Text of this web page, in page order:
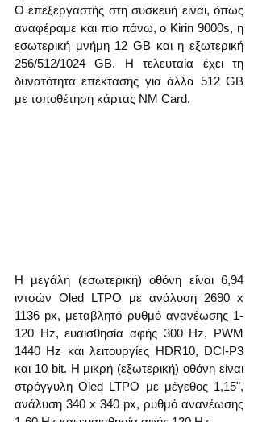
Ο επεξεργαστής στη συσκευή είναι, όπως
αναφέραμε και πιο πάνω, ο Kirin 9000s, η
εσωτερική μνήμη 12 GB και η εξωτερική
256/512/1024 GB. Η τελευταία έχει τη
δυνατότητα επέκτασης για άλλα 512 GB
με τοποθέτηση κάρτας NM Card.
Η μεγάλη (εσωτερική) οθόνη είναι 6,94
ιντσών Oled LTPO με ανάλυση 2690 x
1136 px, μεταβλητό ρυθμό ανανέωσης 1-
120 Hz, ευαισθησία αφής 300 Hz, PWM
1440 Hz και λειτουργίες HDR10, DCI-P3
και 10 bit. Η μικρή (εξωτερική) οθόνη είναι
στρόγγυλη Oled LTPO με μέγεθος 1,15",
ανάλυση 340 x 340 px, ρυθμό ανανέωσης